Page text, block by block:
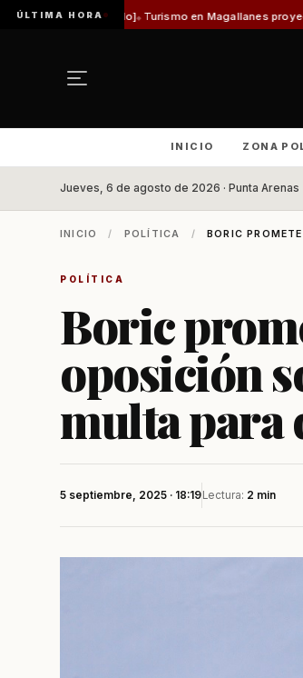
ÚLTIMA HORA
Turismo en Magallanes proyecta su próxima
INICIO ZONA
Jueves, 6 de agosto de 2026 · Punta Arenas
INICIO / POLÍTICA / BORIC
POLÍTICA
Boric
oposición
multa para
5 septiembre, 2025 · 18:19Lectura: 2 min